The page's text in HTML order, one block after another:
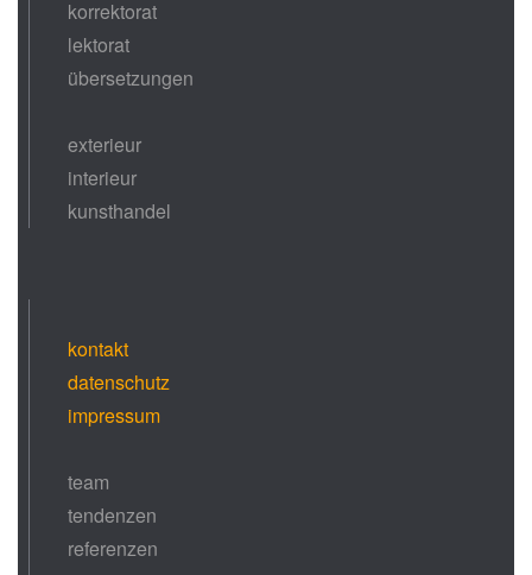
korrektorat
lektorat
übersetzungen
exterieur
interieur
kunsthandel
kontakt
datenschutz
impressum
team
tendenzen
referenzen